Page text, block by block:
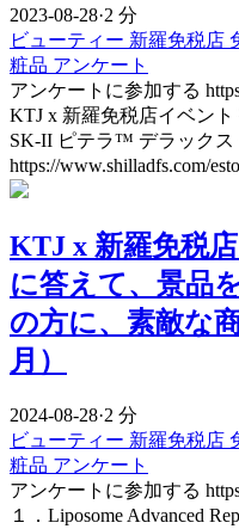
2023-08-28·2 分
ビューティー 新羅免税店
粧品 アンケート
アンケートに参加する
KTJ x 新羅免税店イベント
SK-II ピテラ™ デラックス
https://www.shilladfs.com/
KTJ x 新羅免税
に答えて、景品
の方に、素敵な
月）
2024-08-28·2 分
ビューティー 新羅免税店
粧品 アンケート
アンケートに参加する
１．Liposome Advanced